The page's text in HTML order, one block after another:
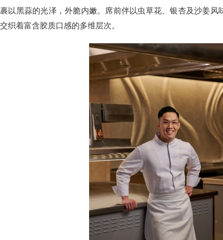
裹以黑蒜的光泽，外脆内嫩。席前伴以虫草花、银杏及沙姜风
交织着富含胶质口感的多维层次。